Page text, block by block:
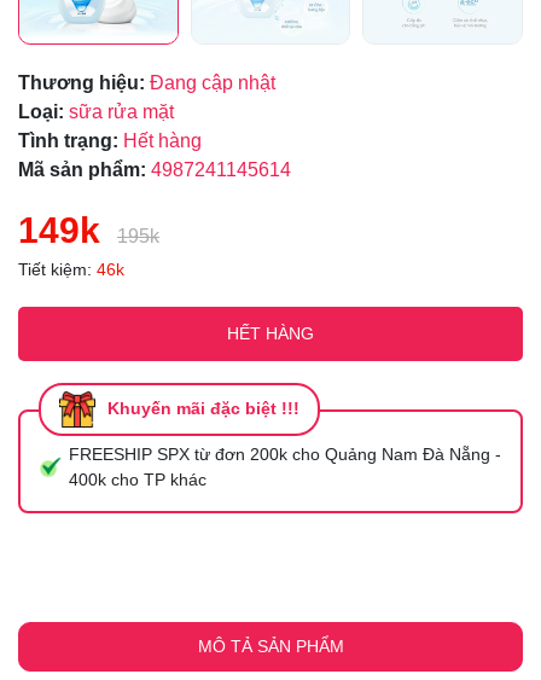
Thương hiệu: Đang cập nhật
Loại: sữa rửa mặt
Tình trạng: Hết hàng
Mã sản phẩm: 4987241145614
149k 195k
Tiết kiệm: 46k
HẾT HÀNG
Khuyến mãi đặc biệt !!!
FREESHIP SPX từ đơn 200k cho Quảng Nam Đà Nẵng -
400k cho TP khác
MÔ TẢ SẢN PHẨM